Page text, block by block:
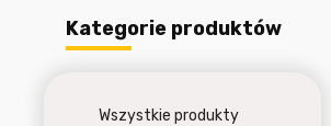
Kategorie produktów
Wszystkie produkty